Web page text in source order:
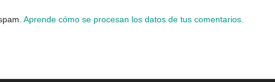
Aprende cómo se procesan los datos de tus comentarios.